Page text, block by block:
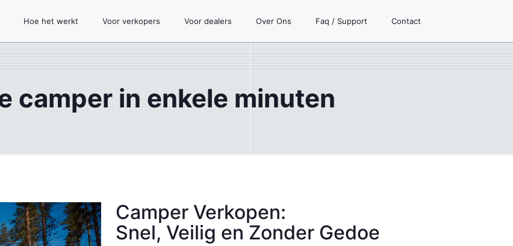
Hoe het werkt Voor verkopers Voor dealers Over Ons Faq / Support Contact
camper in enkele minuten
Camper Verkopen:
Snel, Veilig en Zonder Gedoe